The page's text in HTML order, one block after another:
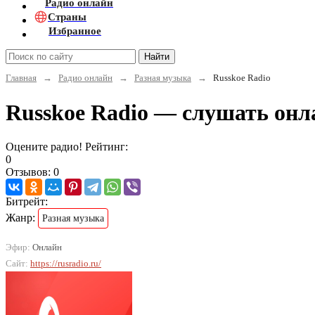
Радио онлайн
Страны
Избранное
Найти
Главная
→ Радио онлайн → Разная музыка → Russkoe Radio
Russkoe Radio — слушать
Оцените радио! Рейтинг:
0
Отзывов: 0
Битрейт:
Жанр:
Разная музыка
Эфир: Онлайн
Сайт: https://rusradio.ru/